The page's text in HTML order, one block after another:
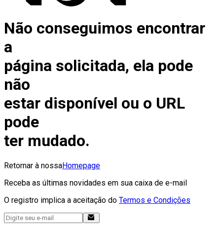
Não conseguimos encontrar
a
página solicitada, ela pode
não
estar disponível ou o URL
pode
ter mudado.
Retornar à nossaHomepage
Receba as últimas novidades em sua caixa de e-mail
O registro implica a aceitação do Termos e Condições